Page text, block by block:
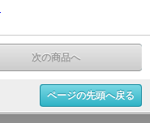
次の商品へ
ページの先頭へ戻る